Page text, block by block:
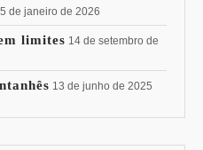
de janeiro de 2026
limites 14 de setembro de
13 de junho de 2025